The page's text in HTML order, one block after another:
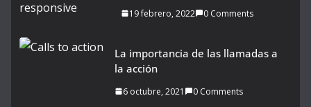
19 febrero, 2022 0 Comments
La importancia de las llamadas a
la acción
6 octubre, 2021 0 Comments